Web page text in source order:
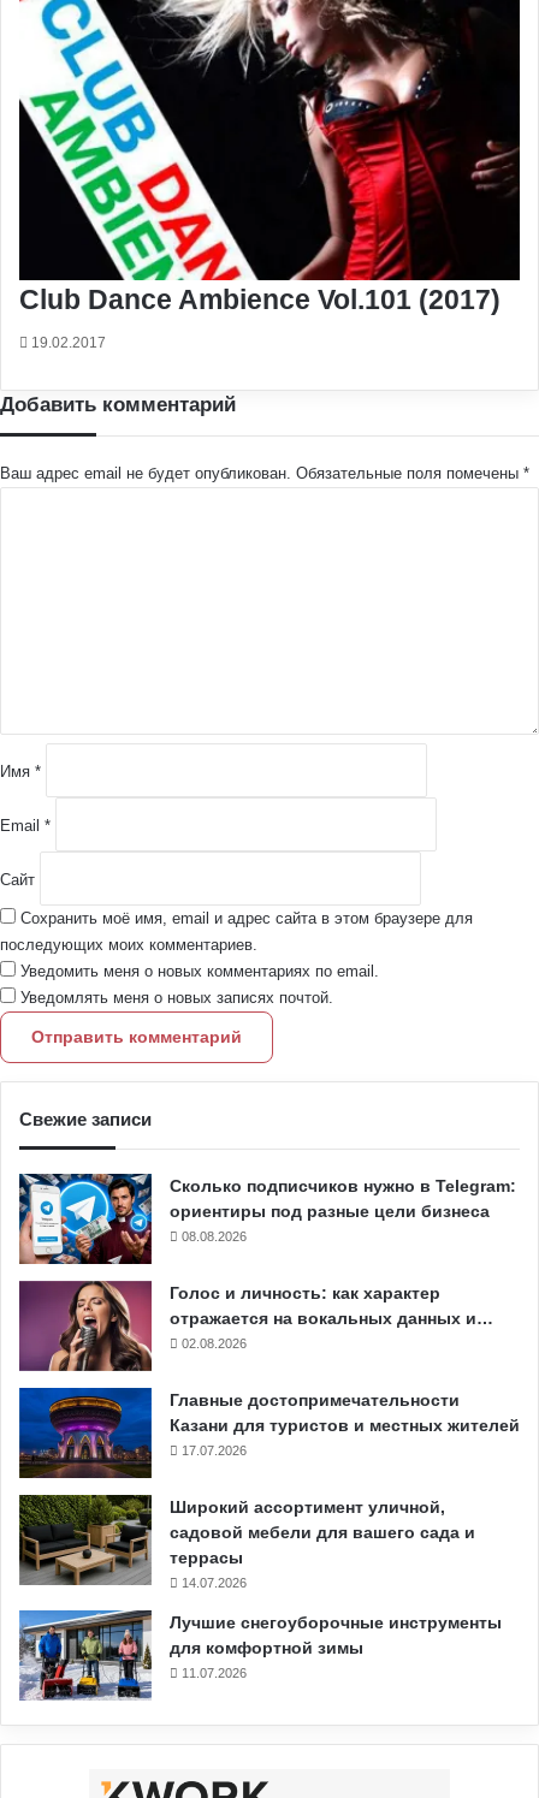
Club Dance Ambience Vol.101 (2017)
19.02.2017
Добавить комментарий
Ваш адрес email не будет опубликован. Обязательные поля помечены *
и
йИмя *
Email *
Сайт
Сохранить моё имя, email и адрес сайта в этом браузере для
последующих моих комментариев.
Уведомить меня о новых комментариях по email.
Уведомлять меня о новых записях почтой.
Свежие записи
Сколько подписчиков нужно в Telegram:
ориентиры под разные цели бизнеса
08.08.2026
Голос и личность: как характер
отражается на вокальных данных и…
02.08.2026
Главные достопримечательности
Казани для туристов и местных жителей
17.07.2026
Широкий ассортимент уличной,
садовой мебели для вашего сада и
террасы
14.07.2026
Лучшие снегоуборочные инструменты
для комфортной зимы
11.07.2026